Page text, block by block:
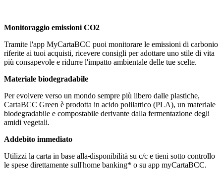
Monitoraggio emissioni CO2
Tramite l'app MyCartaBCC puoi monitorare le emissioni di carbonio
riferite ai tuoi acquisti, ricevere consigli per adottare uno stile di vita
più consapevole e ridurre l'impatto ambientale delle tue scelte.
Materiale biodegradabile
Per evolvere verso un mondo sempre più libero dalle plastiche,
CartaBCC Green è prodotta in acido polilattico (PLA), un materiale
biodegradabile e compostabile derivante dalla fermentazione degli
amidi vegetali.
Addebito immediato
Utilizzi la carta in base alla disponibilità su c/c e tieni sotto controllo
le spese direttamente sull'home banking* o su app myCartaBCC.